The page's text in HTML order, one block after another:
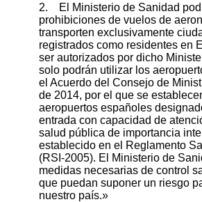
2. El Ministerio de Sanidad
prohibiciones de vuelos de
transporten exclusivamente
registrados como residentes en
ser autorizados por dicho
solo podrán utilizar los
el Acuerdo del Consejo de
de 2014, por el que se
aeropuertos españoles
entrada con capacidad de
salud pública de importancia
establecido en el Reglamento
(RSI-2005). El Ministerio de
medidas necesarias de control
que puedan suponer un riesgo
nuestro país.»